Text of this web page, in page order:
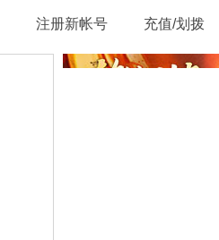
注册新帐号 充值/划拨